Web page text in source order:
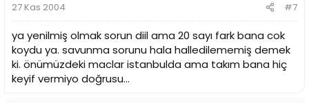
27 Kas 2004 #7
ya yenilmiş olmak sorun diil ama 20 sayı fark bana cok
koydu ya. savunma sorunu hala halledilememiş demek
ki. önümüzdeki maclar istanbulda ama takım bana hiç
keyif vermiyo doğrusu...